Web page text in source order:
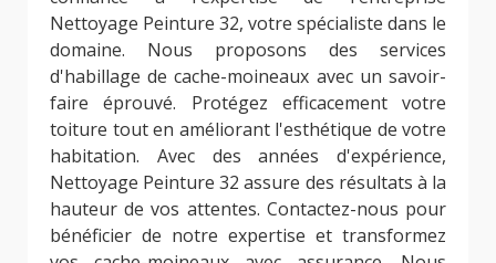
Nettoyage Peinture 32, votre spécialiste dans le
domaine. Nous proposons des services
d'habillage de cache-moineaux avec un savoir-
faire éprouvé. Protégez efficacement votre
toiture tout en améliorant l'esthétique de votre
habitation. Avec des années d'expérience,
Nettoyage Peinture 32 assure des résultats à la
hauteur de vos attentes. Contactez-nous pour
bénéficier de notre expertise et transformez